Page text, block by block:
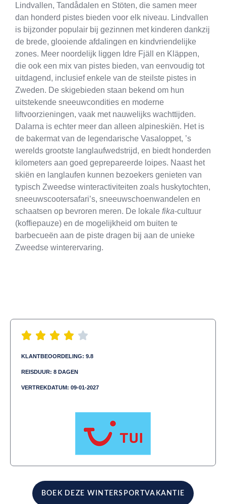
Lindvallen, Tandådalen en Stöten, die samen meer
dan honderd pistes bieden voor elk niveau. Lindvallen
is bijzonder populair bij gezinnen met kinderen dankzij
de brede, glooiende afdalingen en kindvriendelijke
zones. Meer noordelijk liggen Idre Fjäll en Kläppen,
die ook een mix van pistes bieden, van eenvoudig tot
uitdagend, inclusief enkele van de steilste pistes in
Zweden. De skigebieden staan bekend om hun
uitstekende sneeuwcondities en moderne
liftvoorzieningen, vaak met nauwelijks wachttijden.
Dalarna is echter meer dan alleen alpineskiën. Het is
de bakermat van de legendarische Vasaloppet, ’s
werelds grootste langlaufwedstrijd, en biedt honderden
kilometers aan goed geprepareerde loipes. Naast het
skiën en langlaufen kunnen bezoekers genieten van
typisch Zweedse winteractiviteiten zoals huskytochten,
sneeuwscootersafari’s, sneeuwschoenwandelen en
schaatsen op bevroren meren. De lokale fika-cultuur
(koffiepauze) en de mogelijkheid om buiten te
barbecueën aan de piste dragen bij aan de unieke
Zweedse winterervaring.
KLANTBEOORDELING: 9.8
REISDUUR: 8 DAGEN
VERTREKDATUM: 09-01-2027
BOEK DEZE WINTERSPORTVAKANTIE